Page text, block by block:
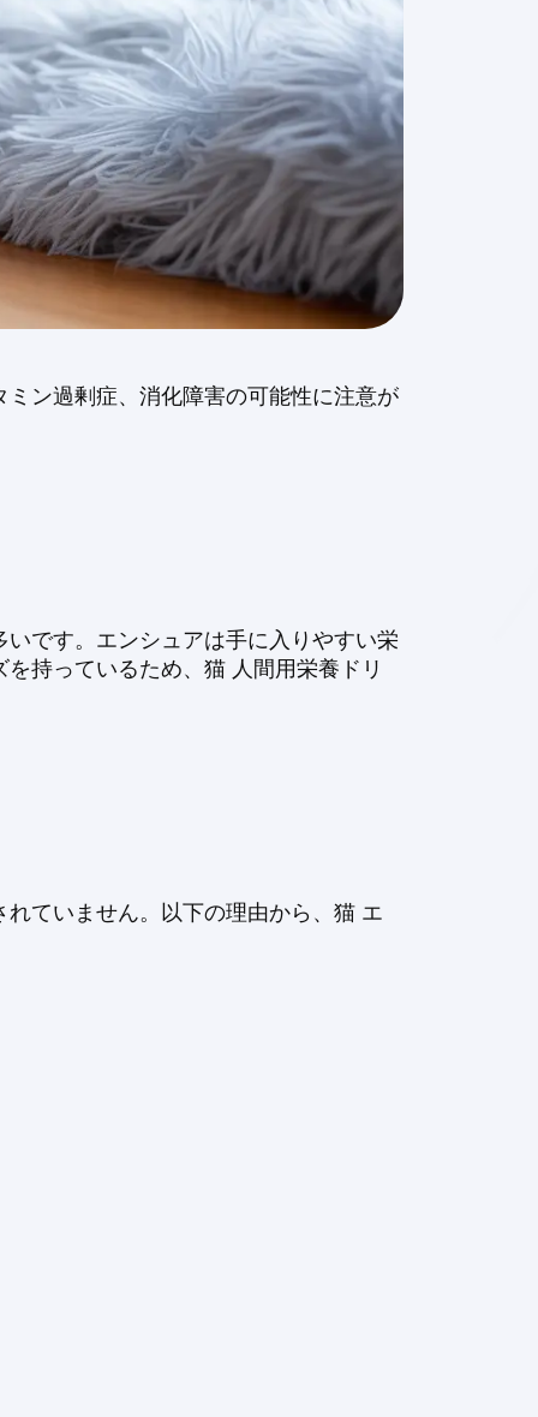
ン過剰症、消化障害の可能性に注意が
です。エンシュアは手に入りやすい栄
持っているため、猫 人間用栄養ドリ
ていません。以下の理由から、猫 エ